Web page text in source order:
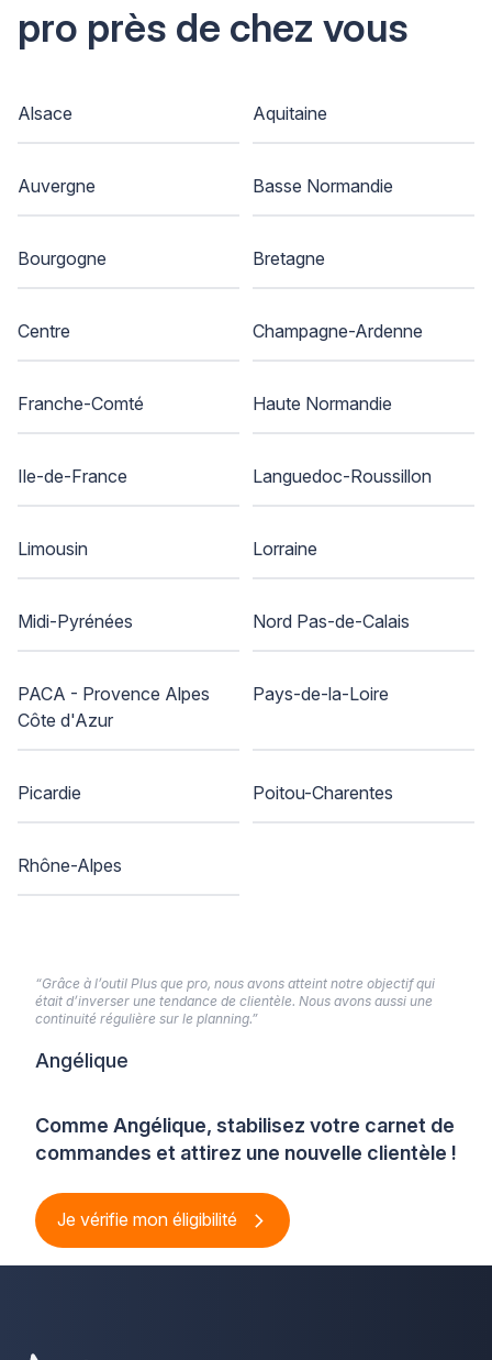
pro près de chez vous
Alsace Aquitaine
Auvergne Basse Normandie
Bourgogne Bretagne
Centre Champagne-Ardenne
Franche-Comté Haute Normandie
Ile-de-France Languedoc-Roussillon
Limousin Lorraine
Midi-Pyrénées Nord Pas-de-Calais
PACA - Provence Alpes
Côte d'Azur
Pays-de-la-Loire
Picardie Poitou-Charentes
Rhône-Alpes
Comme Angélique, stabilisez votre carnet de
commandes et attirez une nouvelle clientèle !
Je vérifie mon éligibilité
“Grâce à l’outil Plus que pro, nous avons atteint notre objectif qui
était d’inverser une tendance de clientèle. Nous avons aussi une
continuité régulière sur le planning.”
Angélique